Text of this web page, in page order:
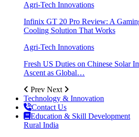
Agri-Tech Innovations
Infinix GT 20 Pro Review: A
Cooling Solution That Works
Agri-Tech Innovations
Fresh US Duties on Chinese Solar
Ascent as Global…
Prev Next
Technology & Innovation
Contact Us
Education & Skill Development
Rural India